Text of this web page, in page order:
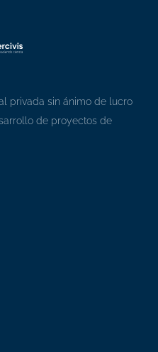
privada sin ánimo de lucro
de proyectos de